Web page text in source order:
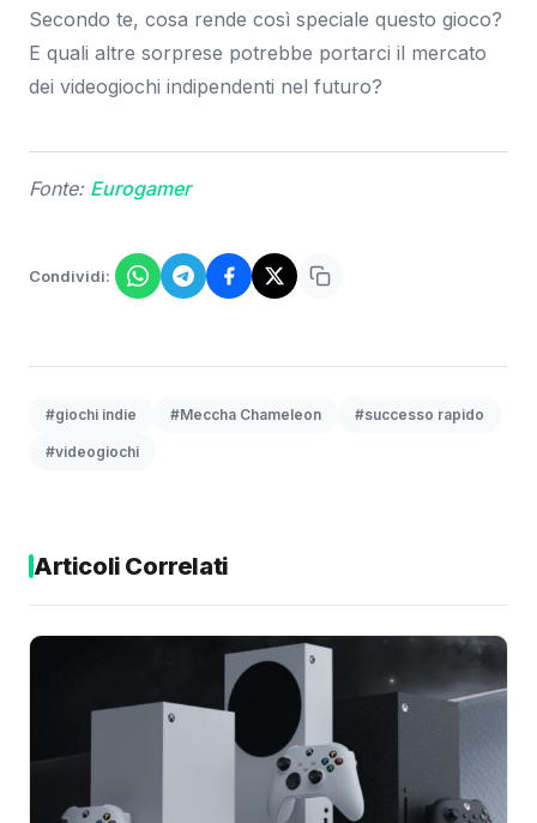
Secondo te, cosa rende così speciale questo gioco?
E quali altre sorprese potrebbe portarci il mercato
dei videogiochi indipendenti nel futuro?
Fonte: Eurogamer
Condividi:
#giochi indie #Meccha Chameleon #successo rapido
#videogiochi
Articoli Correlati